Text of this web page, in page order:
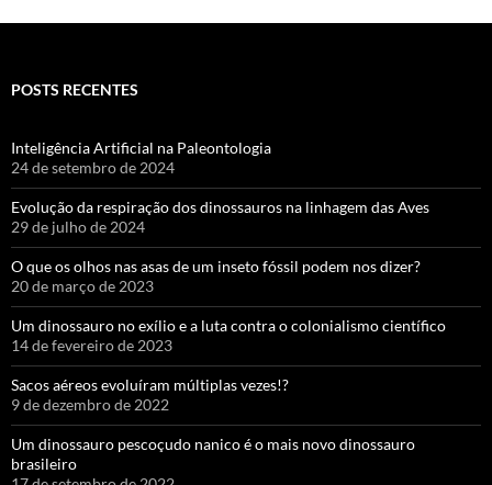
POSTS RECENTES
Inteligência Artificial na Paleontologia
24 de setembro de 2024
Evolução da respiração dos dinossauros na linhagem das Aves
29 de julho de 2024
O que os olhos nas asas de um inseto fóssil podem nos dizer?
20 de março de 2023
Um dinossauro no exílio e a luta contra o colonialismo científico
14 de fevereiro de 2023
Sacos aéreos evoluíram múltiplas vezes!?
9 de dezembro de 2022
Um dinossauro pescoçudo nanico é o mais novo dinossauro
brasileiro